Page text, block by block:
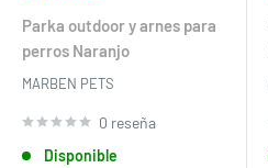
Parka outdoor y arnes para
perros Naranjo
MARBEN PETS
0 reseña
Disponible